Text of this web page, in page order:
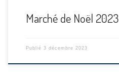
Marché de Noël 2023
Publié 3 décembre 2023